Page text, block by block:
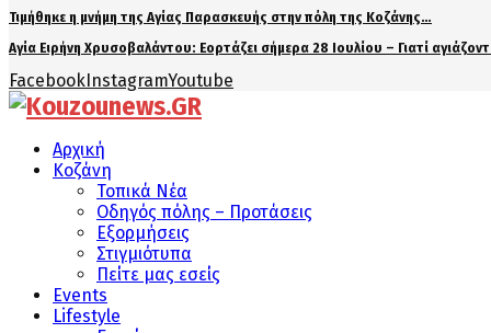
Τιμήθηκε η μνήμη της Αγίας Παρασκευής στην πόλη της Κοζάνης…
Αγία Ειρήνη Χρυσοβαλάντου: Εορτάζει σήμερα 28 Ιουλίου – Γιατί
FacebookInstagramYoutube
Αρχική
Κοζάνη
Τοπικά Νέα
Οδηγός πόλης – Προτάσεις
Εξορμήσεις
Στιγμιότυπα
Πείτε μας εσείς
Events
Lifestyle